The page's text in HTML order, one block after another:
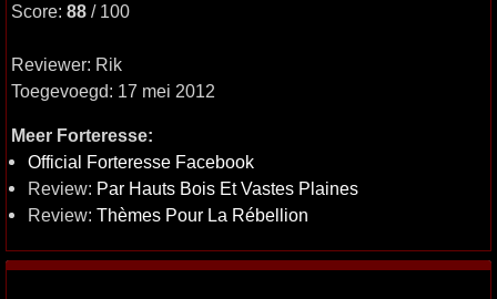
Score: 88 / 100
Reviewer: Rik
Toegevoegd: 17 mei 2012
Meer Forteresse:
Official Forteresse Facebook
Review: Par Hauts Bois Et Vastes Plaines
Review: Thèmes Pour La Rébellion